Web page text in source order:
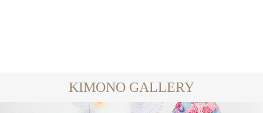
KIMONO GALLERY